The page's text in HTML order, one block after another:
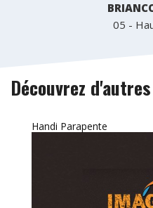
05 -
Découvrez
Handi Parapente